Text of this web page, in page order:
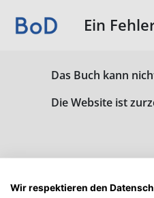
Ein
Das Buch kann
Die Website ist
Wir respektieren den